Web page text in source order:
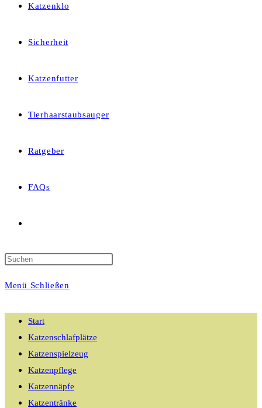
Katzenklo
Sicherheit
Katzenfutter
Tierhaarstaubsauger
Ratgeber
FAQs
Suche
Menü Schließen
Start
Katzenschlafplätze
Katzenspielzeug
Katzenpflege
Katzennäpfe
Katzentränke